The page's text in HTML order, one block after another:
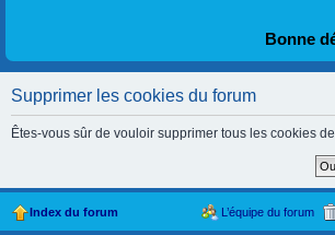
Bonne
Supprimer les cookies du forum
Êtes-vous sûr de vouloir supprimer tous les cookies
Index du forum L’équipe du forum